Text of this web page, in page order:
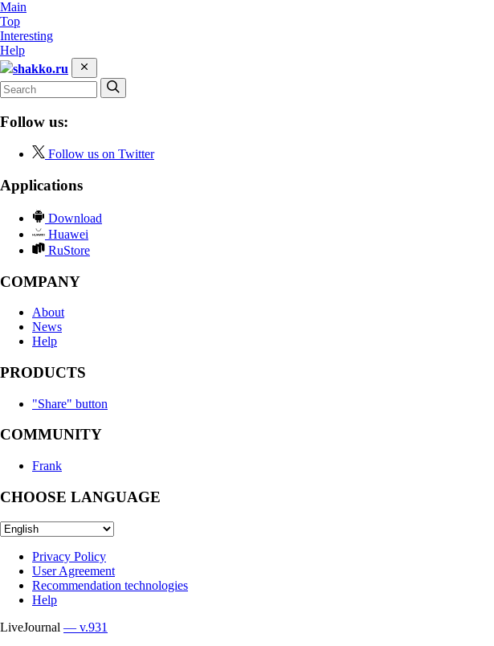
Main
Top
Interesting
Help
shakko.ru
Follow us:
Follow us on Twitter
Applications
Download
Huawei
RuStore
COMPANY
About
News
Help
PRODUCTS
"Share" button
COMMUNITY
Frank
CHOOSE LANGUAGE
Privacy Policy
User Agreement
Recommendation technologies
Help
LiveJournal — v.931